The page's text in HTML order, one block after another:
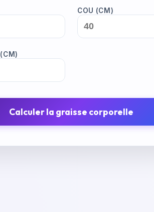
COU (CM )
(CM)
Calculer la graisse corporelle